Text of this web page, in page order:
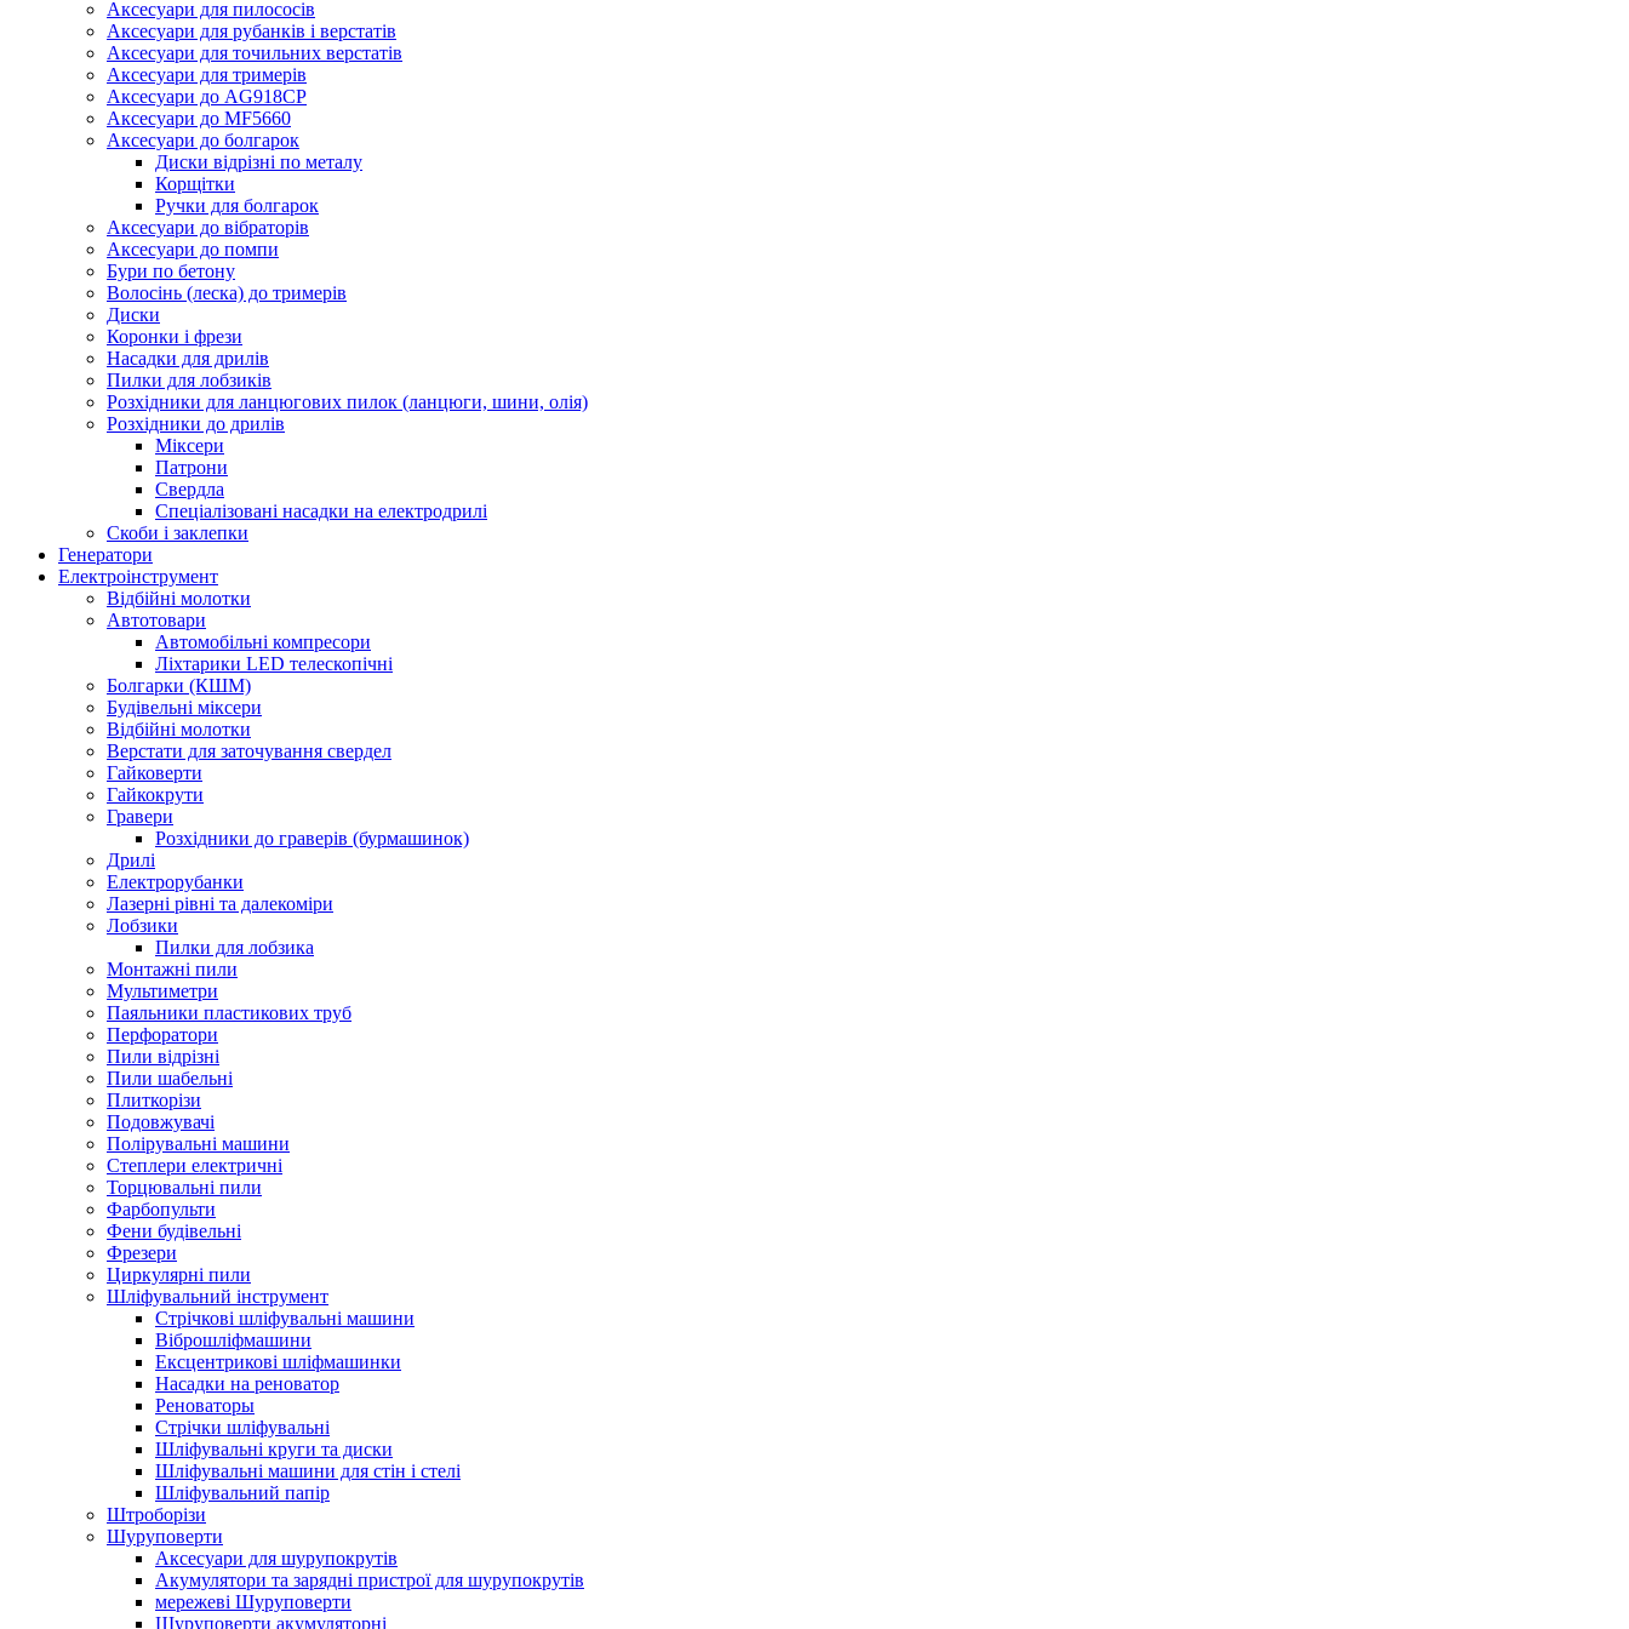
Аксесуари для пилососів
Аксесуари для рубанків і верстатів
Аксесуари для точильних верстатів
Аксесуари для тримерів
Аксесуари до AG918CP
Аксесуари до MF5660
Аксесуари до болгарок
Диски відрізні по металу
Корщітки
Ручки для болгарок
Аксесуари до вібраторів
Аксесуари до помпи
Бури по бетону
Волосінь (леска) до тримерів
Диски
Коронки і фрези
Насадки для дрилів
Пилки для лобзиків
Розхідники для ланцюгових пилок (ланцюги, шини, олія)
Розхідники до дрилів
Міксери
Патрони
Свердла
Спеціалізовані насадки на електродрилі
Скоби і заклепки
Генератори
Електроінструмент
Bідбійні молотки
Автотовари
Автомобільні компресори
Ліхтарики LED телескопічні
Болгарки (КШМ)
Будівельні міксери
Відбійні молотки
Верстати для заточування свердел
Гайковерти
Гайкокрути
Гравери
Розхідники до граверів (бурмашинок)
Дрилі
Електрорубанки
Лазерні рівні та далекоміри
Лобзики
Пилки для лобзика
Монтажні пили
Мультиметри
Паяльники пластикових труб
Перфоратори
Пили відрізні
Пили шабельні
Плиткорізи
Подовжувачі
Полірувальні машини
Степлери електричні
Торцювальні пили
Фарбопульти
Фени будівельні
Фрезери
Циркулярні пили
Шліфувальний інструмент
Cтрічкові шліфувальні машини
Віброшліфмашини
Ексцентрикові шліфмашинки
Насадки на реноватор
Реноваторы
Стрічки шліфувальні
Шліфувальні круги та диски
Шліфувальні машини для стін і стелі
Шліфувальний папір
Штроборізи
Шуруповерти
Аксесуари для шурупокрутів
Акумулятори та зарядні пристрої для шурупокрутів
мережеві Шуруповерти
Шуруповерти акумуляторні